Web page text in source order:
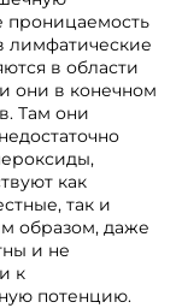
проницаемость
лимфатические
в области
они в конечном
Там они
как
так и
образом, даже
и не
к
потенцию.